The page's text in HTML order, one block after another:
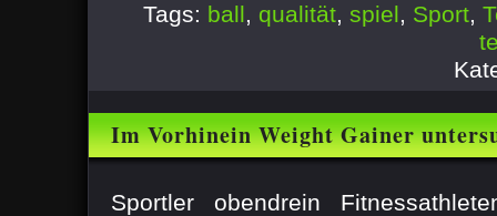
Tags: ball, qualität, spiel, Sport,
Im Vorhinein Weight Gainer
Sportler obendrein